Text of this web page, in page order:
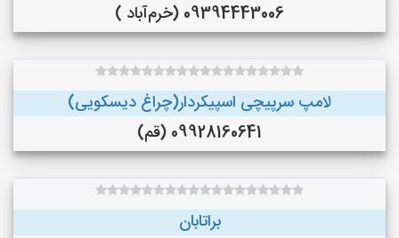
09394443006 (خرم‌آباد )
لامپ سرپیچی اسپیکردار(چراغ دیسکویی)
09928160641 (قم)
براتابان